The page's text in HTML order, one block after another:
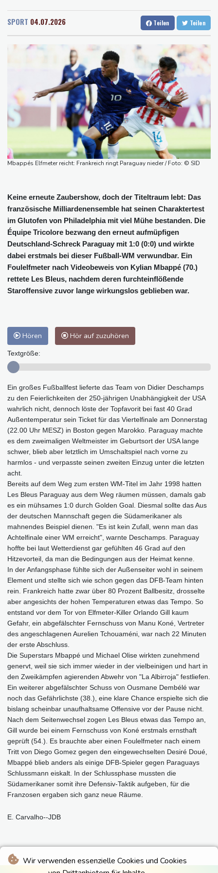
Wir verwenden essenzielle Cookies und Cookies
Dresden
Wien
25 °C
Baden-Baden
19 °C
Ceuta-Andrang: EU fordert von Meta und Tiktok Vorgehen gegen
Rechter Hardliner De la Espriella als Kolumbiens Präsident
Infantino erhält Unterstützung aus Südamerika
Selenskyj erstmals seit Beginn von Ukraine-Krieg in Serbien -
Treffen mit Vucic
Auftakt-Misere gestoppt: Berlin gewinnt in Bochum
Trump macht erneut Druck auf Zentralbank-Vorständin Cook
"Medizinische Bedenken": Asllani bleibt bei Hoffenheim
SPORT 04.07.2026 Teilen Teilen
Mbappés Elfmeter reicht: Frankreich ringt Paraguay nieder / Foto: © SID
Keine erneute Zaubershow, doch der Titeltraum lebt: Das
französische Milliardenensemble hat seinen Charaktertest
im Glutofen von Philadelphia mit viel Mühe bestanden. Die
Équipe Tricolore bezwang den erneut aufmüpfigen
Deutschland-Schreck Paraguay mit 1:0 (0:0) und wirkte
dabei erstmals bei dieser Fußball-WM verwundbar. Ein
Foulelfmeter nach Videobeweis von Kylian Mbappé (70.)
rettete Les Bleus, nachdem deren furchteinflößende
Staroffensive zuvor lange wirkungslos geblieben war.
Hören Hör auf zuzuhören
Textgröße:
Ein großes Fußballfest lieferte das Team von Didier Deschamps
zu den Feierlichkeiten der 250-jährigen Unabhängigkeit der USA
wahrlich nicht, dennoch löste der Topfavorit bei fast 40 Grad
Außentemperatur sein Ticket für das Viertelfinale am Donnerstag
(22.00 Uhr MESZ) in Boston gegen Marokko. Paraguay machte
es dem zweimaligen Weltmeister im Geburtsort der USA lange
schwer, blieb aber letztlich im Umschaltspiel nach vorne zu
harmlos - und verpasste seinen zweiten Einzug unter die letzten
acht.
Bereits auf dem Weg zum ersten WM-Titel im Jahr 1998 hatten
Les Bleus Paraguay aus dem Weg räumen müssen, damals gab
es ein mühsames 1:0 durch Golden Goal. Diesmal sollte das Aus
der deutschen Mannschaft gegen die Südamerikaner als
mahnendes Beispiel dienen. "Es ist kein Zufall, wenn man das
Achtelfinale einer WM erreicht", warnte Deschamps. Paraguay
hoffte bei laut Wetterdienst gar gefühlten 46 Grad auf den
Hitzevorteil, da man die Bedingungen aus der Heimat kenne.
In der Anfangsphase fühlte sich der Außenseiter wohl in seinem
Element und stellte sich wie schon gegen das DFB-Team hinten
rein. Frankreich hatte zwar über 80 Prozent Ballbesitz, drosselte
aber angesichts der hohen Temperaturen etwas das Tempo. So
entstand vor dem Tor von Elfmeter-Killer Orlando Gill kaum
Gefahr, ein abgefälschter Fernschuss von Manu Koné, Vertreter
des angeschlagenen Aurelien Tchouaméni, war nach 22 Minuten
der erste Abschluss.
Die Superstars Mbappé und Michael Olise wirkten zunehmend
genervt, weil sie sich immer wieder in der vielbeinigen und hart in
den Zweikämpfen agierenden Abwehr von "La Albirroja" festliefen.
Ein weiterer abgefälschter Schuss von Ousmane Dembélé war
noch das Gefährlichste (38.), eine klare Chance erspielte sich die
bislang scheinbar unaufhaltsame Offensive vor der Pause nicht.
Nach dem Seitenwechsel zogen Les Bleus etwas das Tempo an,
Gill wurde bei einem Fernschuss von Koné erstmals ernsthaft
geprüft (54.). Es brauchte aber einen Foulelfmeter nach einem
Tritt von Diego Gomez gegen den eingewechselten Desiré Doué,
Mbappé blieb anders als einige DFB-Spieler gegen Paraguays
Schlussmann eiskalt. In der Schlussphase mussten die
Südamerikaner somit ihre Defensiv-Taktik aufgeben, für die
Franzosen ergaben sich ganz neue Räume.
E. Carvalho--JDB